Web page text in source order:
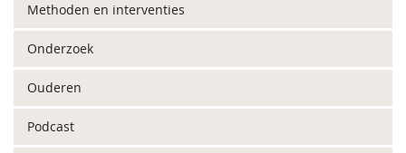
Methoden en interventies
Onderzoek
Ouderen
Podcast